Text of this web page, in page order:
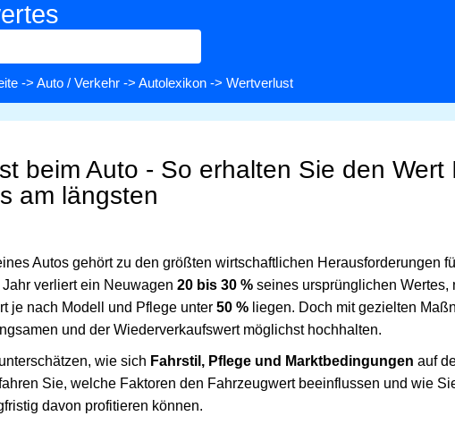
-> Auto / Verkehr -> Autolexikon -> Wertverlust
beim Auto - So erhalten Sie den Wert
am längsten
Autos gehört zu den größten wirtschaftlichen Herausforderungen
verliert ein Neuwagen 20 bis 30 % seines ursprünglichen Wertes,
je nach Modell und Pflege unter 50 % liegen. Doch mit gezielten
und der Wiederverkaufswert möglichst hochhalten.
wie sich Fahrstil, Pflege und Marktbedingungen auf
Sie, welche Faktoren den Fahrzeugwert beeinflussen und wie
davon profitieren können.